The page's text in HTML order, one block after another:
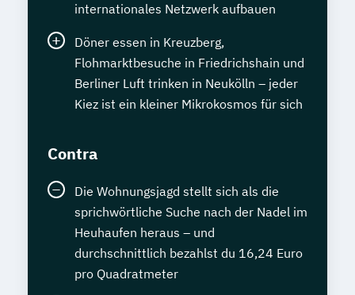
internationales Netzwerk aufbauen
Döner essen in Kreuzberg,
Flohmarktbesuche in Friedrichshain und
Berliner Luft trinken in Neukölln – jeder
Kiez ist ein kleiner Mikrokosmos für sich
Contra
Die Wohnungsjagd stellt sich als die
sprichwörtliche Suche nach der Nadel im
Heuhaufen heraus – und
durchschnittlich bezahlst du 16,24 Euro
pro Quadratmeter